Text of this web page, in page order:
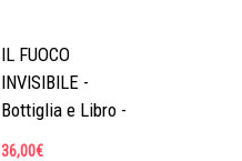
IL FUOCO
INVISIBILE -
Bottiglia e Libro -
36,00€